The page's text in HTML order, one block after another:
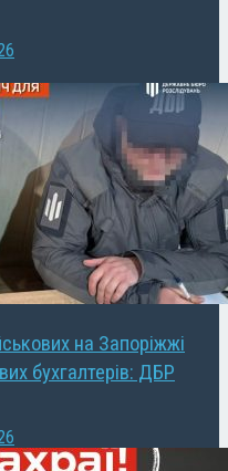
на Запоріжжі
бухгалтерів: ДБР